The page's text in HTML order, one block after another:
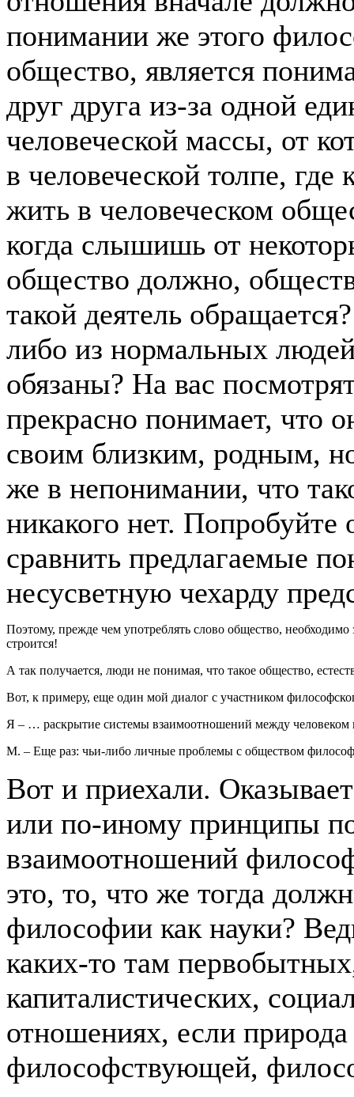
понимании же этого
общество, является
друг друга из-за одной
человеческой массы, от
в человеческой толпе,
жить в человеческом
когда слышишь от
общество должно,
такой деятель
либо из нормальных
обязаны? На вас
прекрасно понимает, что
своим близким, родным,
же в непонимании, что
никакого нет. Попробуйте
сравнить предлагаемые
несусветную чехарду
Поэтому, прежде чем употреблять слово общество, необходимо
строится!
А так получается, люди не понимая, что такое общество,
Вот, к примеру, еще один мой диалог с участником
Я – … раскрытие системы взаимоотношений между человеком
М. – Еще раз: чьи-либо личные проблемы с обществом
Вот и приехали.
или по-иному принципы
взаимоотношений
это, то, что же тогда
философии как науки?
каких-то там
капиталистических,
отношениях, если
философствующей,